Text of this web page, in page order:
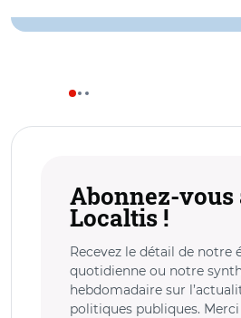
Abonnez-vous
Localtis !
Recevez le détail de notre
quotidienne ou notre
hebdomadaire sur
politiques publiques.